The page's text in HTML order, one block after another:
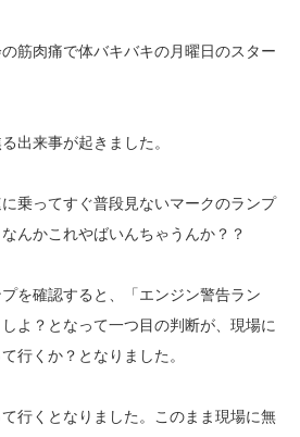
筋肉痛で体バキバキの月曜日のスター
出来事が起きました。
乗ってすぐ普段見ないマークのランプ
んかこれやばいんちゃうんか？？
を確認すると、「エンジン警告ラン
よ？となって一つ目の判断が、現場に
行くか？となりました。
行くとなりました。このまま現場に無